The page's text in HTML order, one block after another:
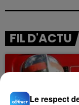
FIL D'ACTU
Le respect